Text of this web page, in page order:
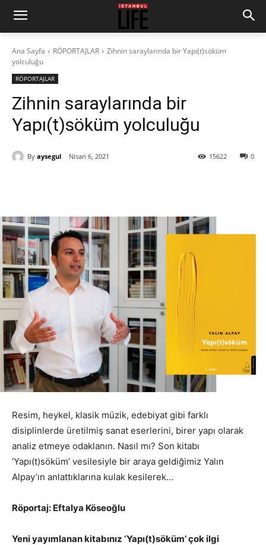
Ana Sayfa RÖPORTAJLAR
Zihnin saraylarında bir Yapı(t)söküm
yolculuğu
RÖPORTAJLAR
Zihnin saraylarında bir
Yapı(t)söküm yolculuğu
By aysegul Nisan 6, 2021 0
15622
Resim, heykel, klasik müzik, edebiyat gibi farklı
disiplinlerde üretilmiş sanat eserlerini, birer yapı olarak
analiz etmeye odaklanın. Nasıl mı? Son kitabı
‘Yapı(t)söküm’ vesilesiyle bir araya geldiğimiz Yalın
Alpay’ın anlattıklarına kulak kesilerek…
Röportaj: Eftalya Köseoğlu
Yeni yayımlanan kitabınız ‘Yapı(t)söküm’ çok ilgi